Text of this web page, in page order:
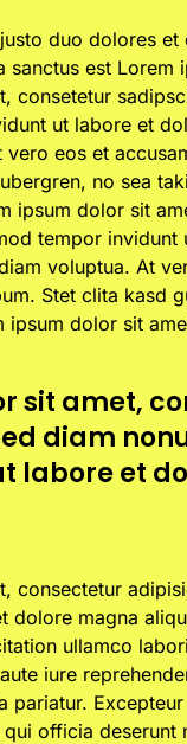
duo dolores et
sanctus est Lorem
consetetur
ut labore et
eos et
no sea
ipsum dolor sit
tempor invidunt
voluptua. At
Stet clita kasd
ipsum dolor sit
sit amet,
diam
labore et
consectetur
dolore magna
ullamco
iure
pariatur.
officia deserunt